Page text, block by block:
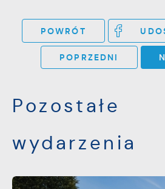
POWRÓT
POPRZEDNI
Pozostałe
wydarzenia
lub firm będących naszymi
innych dostawców usług.
charakterze pośredników
komunikatów mediów